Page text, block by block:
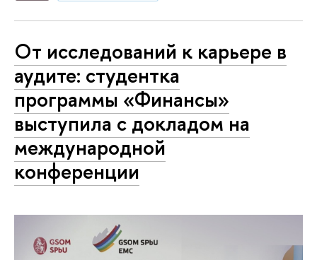
От исследований к карьере в
аудите: студентка
программы «Финансы»
выступила с докладом на
международной
конференции